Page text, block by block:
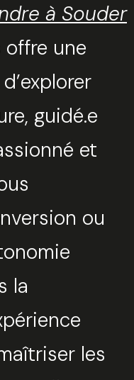
à Souder
offre une
guidé.e
et
ou
la
les